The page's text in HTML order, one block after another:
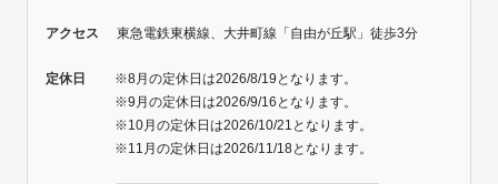
アクセス 東急電鉄東横線、大井町線「自由が丘駅」徒歩3分
定休日
※8月の定休日は2026/8/19となります。
※9月の定休日は2026/9/16となります。
※10月の定休日は2026/10/21となります。
※11月の定休日は2026/11/18となります。